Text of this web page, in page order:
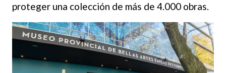
proteger una colección de más de 4.000 obras.